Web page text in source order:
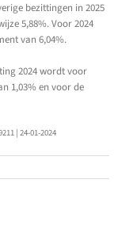
bezittingen in 2025
5,88%. Voor 2024
van 6,04%.
2024 wordt voor
1,03% en voor de
| 24-01-2024